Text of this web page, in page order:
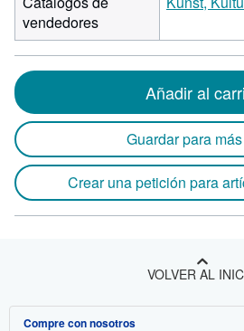
vendedores
Añadir al
Guardar para
Crear una petición para
VOLVER AL
Compre con nosotros